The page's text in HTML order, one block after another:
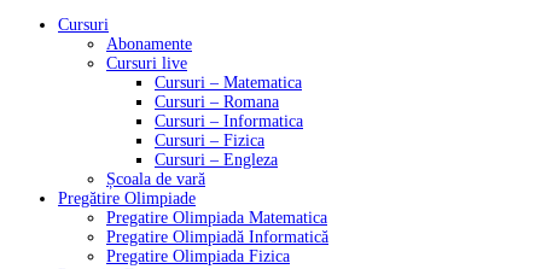
Cursuri
Abonamente
Cursuri live
Cursuri – Matematica
Cursuri – Romana
Cursuri – Informatica
Cursuri – Fizica
Cursuri – Engleza
Școala de vară
Pregătire Olimpiade
Pregatire Olimpiada Matematica
Pregatire Olimpiadă Informatică
Pregatire Olimpiada Fizica